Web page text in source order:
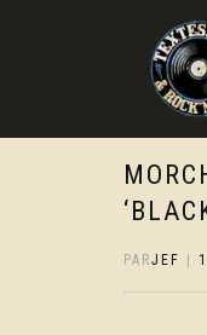
PARJEF